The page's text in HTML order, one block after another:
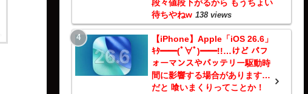
段々値段下がるから もうちょい
待ちやねw 138 views
【iPhone】Apple「iOS 26.6」
ｷﾀ━━(ﾟ∀ﾟ)━━!!…けど パフ
ォーマンスやバッテリー駆動時
間に影響する場合があります…
だと 喰いまくりってことか！